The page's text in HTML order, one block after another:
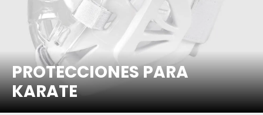
PROTECCIONES PARA
KARATE